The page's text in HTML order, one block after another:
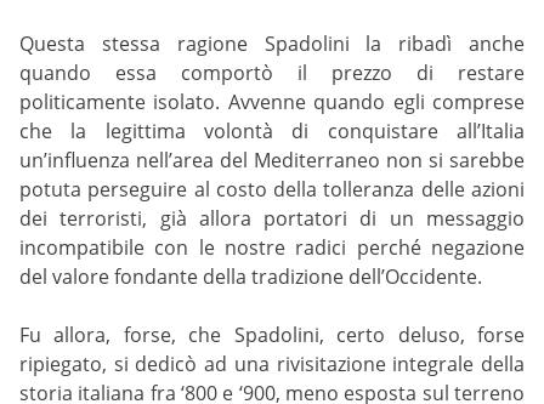
Questa stessa ragione Spadolini la ribadì anche
quando essa comportò il prezzo di restare
politicamente isolato. Avvenne quando egli comprese
che la legittima volontà di conquistare all’Italia
un’influenza nell’area del Mediterraneo non si sarebbe
potuta perseguire al costo della tolleranza delle azioni
dei terroristi, già allora portatori di un messaggio
incompatibile con le nostre radici perché negazione
del valore fondante della tradizione dell’Occidente.
Fu allora, forse, che Spadolini, certo deluso, forse
ripiegato, si dedicò ad una rivisitazione integrale della
storia italiana fra ‘800 e ‘900, meno esposta sul terreno